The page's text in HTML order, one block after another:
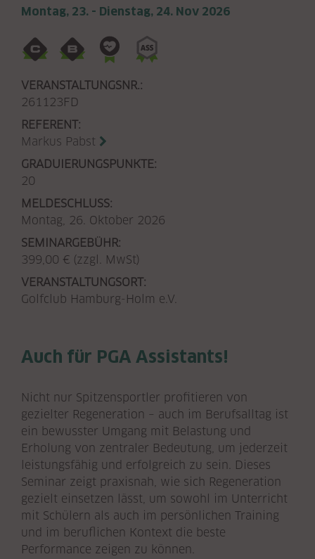
Montag, 23. - Dienstag, 24. Nov 2026
VERANSTALTUNGSNR.:
261123FD
REFERENT:
Markus Pabst
GRADUIERUNGSPUNKTE:
20
MELDESCHLUSS:
Montag, 26. Oktober 2026
SEMINARGEBÜHR:
399,00 € (zzgl. MwSt)
VERANSTALTUNGSORT:
Golfclub Hamburg-Holm e.V.
Auch für PGA Assistants!
Nicht nur Spitzensportler profitieren von
gezielter Regeneration – auch im Berufsalltag ist
ein bewusster Umgang mit Belastung und
Erholung von zentraler Bedeutung, um jederzeit
leistungsfähig und erfolgreich zu sein. Dieses
Seminar zeigt praxisnah, wie sich Regeneration
gezielt einsetzen lässt, um sowohl im Unterricht
mit Schülern als auch im persönlichen Training
und im beruflichen Kontext die beste
Performance zeigen zu können.